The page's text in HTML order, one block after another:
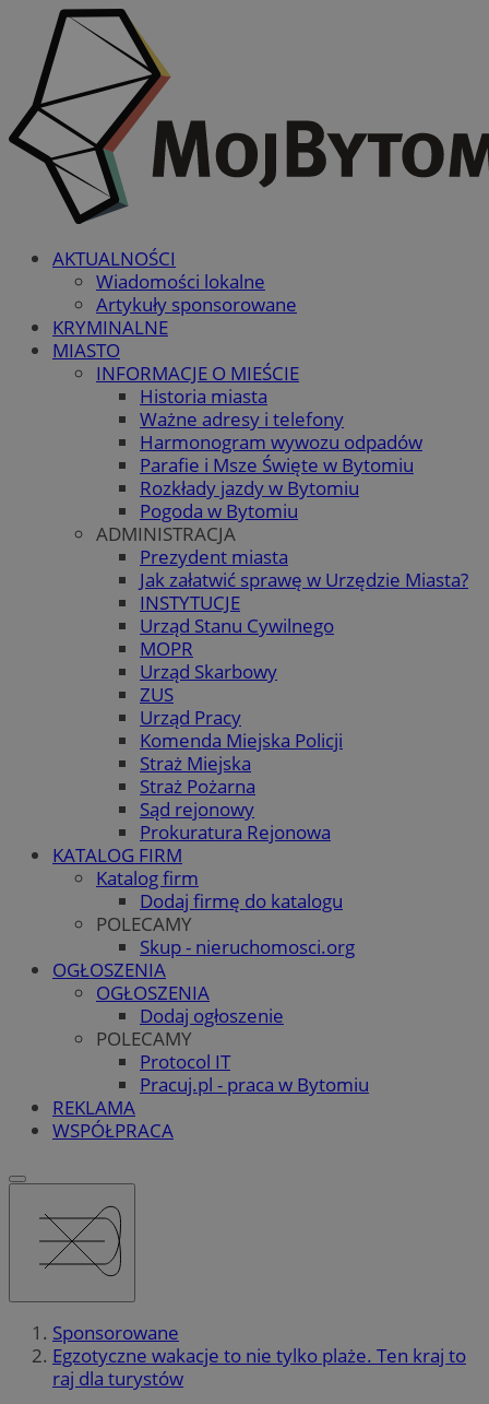
AKTUALNOŚCI
Wiadomości lokalne
Artykuły sponsorowane
KRYMINALNE
MIASTO
INFORMACJE O MIEŚCIE
Historia miasta
Ważne adresy i telefony
Harmonogram wywozu odpadów
Parafie i Msze Święte w Bytomiu
Rozkłady jazdy w Bytomiu
Pogoda w Bytomiu
ADMINISTRACJA
Prezydent miasta
Jak załatwić sprawę w Urzędzie Miasta?
INSTYTUCJE
Urząd Stanu Cywilnego
MOPR
Urząd Skarbowy
ZUS
Urząd Pracy
Komenda Miejska Policji
Straż Miejska
Straż Pożarna
Sąd rejonowy
Prokuratura Rejonowa
KATALOG FIRM
Katalog firm
Dodaj firmę do katalogu
POLECAMY
Skup - nieruchomosci.org
OGŁOSZENIA
OGŁOSZENIA
Dodaj ogłoszenie
POLECAMY
Protocol IT
Pracuj.pl - praca w Bytomiu
REKLAMA
WSPÓŁPRACA
Sponsorowane
Egzotyczne wakacje to nie tylko plaże. Ten kraj to
raj dla turystów